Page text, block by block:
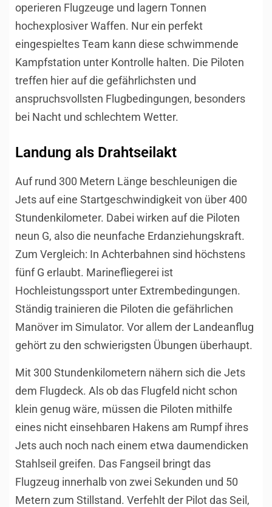
operieren Flugzeuge und lagern Tonnen
hochexplosiver Waffen. Nur ein perfekt
eingespieltes Team kann diese schwimmende
Kampfstation unter Kontrolle halten. Die Piloten
treffen hier auf die gefährlichsten und
anspruchsvollsten Flugbedingungen, besonders
bei Nacht und schlechtem Wetter.
Landung als Drahtseilakt
Auf rund 300 Metern Länge beschleunigen die
Jets auf eine Startgeschwindigkeit von über 400
Stundenkilometer. Dabei wirken auf die Piloten
neun G, also die neunfache Erdanziehungskraft.
Zum Vergleich: In Achterbahnen sind höchstens
fünf G erlaubt. Marinefliegerei ist
Hochleistungssport unter Extrembedingungen.
Ständig trainieren die Piloten die gefährlichen
Manöver im Simulator. Vor allem der Landeanflug
gehört zu den schwierigsten Übungen überhaupt.
Mit 300 Stundenkilometern nähern sich die Jets
dem Flugdeck. Als ob das Flugfeld nicht schon
klein genug wäre, müssen die Piloten mithilfe
eines nicht einsehbaren Hakens am Rumpf ihres
Jets auch noch nach einem etwa daumendicken
Stahlseil greifen. Das Fangseil bringt das
Flugzeug innerhalb von zwei Sekunden und 50
Metern zum Stillstand. Verfehlt der Pilot das Seil,